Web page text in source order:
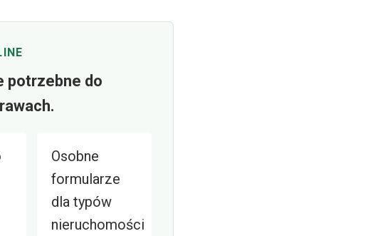
potrzebne do
Osobne
formularze
dla typów
nieruchomości